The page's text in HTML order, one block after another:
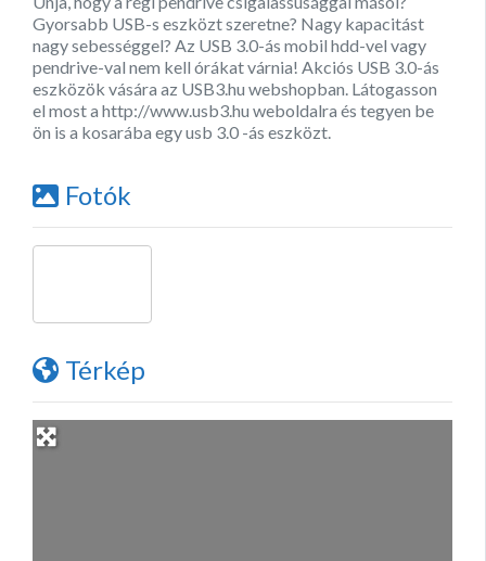
Gyorsabb USB-s eszközt szeretne? Nagy kapacitást
nagy sebességgel? Az USB 3.0-ás mobil hdd-vel vagy
pendrive-val nem kell órákat várnia! Akciós USB 3.0-ás
eszközök vására az USB3.hu webshopban. Látogasson
el most a http://www.usb3.hu weboldalra és tegyen be
ön is a kosarába egy usb 3.0 -ás eszközt.
Fotók
Térkép